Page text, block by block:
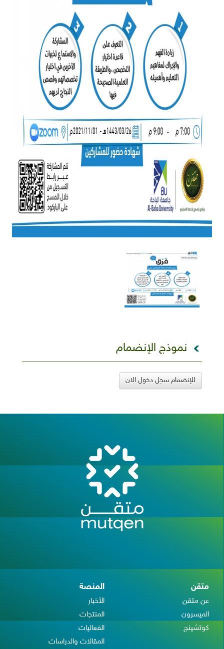
نموذج الإنضمام
للإنضمام سجل دخول الان
متقن
عن متقن
الميسرون
كوتشينج
المنصة
الأخبار
المنتجات
الفعاليات
المقالات والدراسات